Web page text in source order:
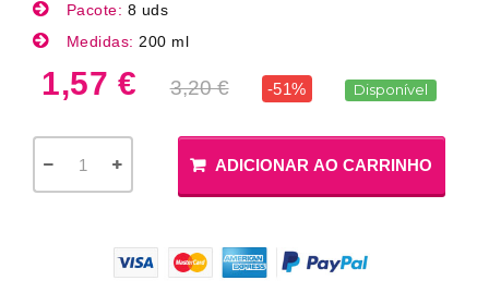
Pacote: 8 uds
Medidas: 200 ml
1,57 € 3,20 € -51% Disponível
ADICIONAR AO CARRINHO